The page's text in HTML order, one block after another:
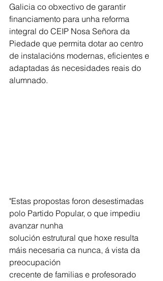
Galicia co obxectivo de garantir
financiamento para unha reforma
integral do CEIP Nosa Señora da
Piedade que permita dotar ao centro
de instalacións modernas, eficientes e
adaptadas ás necesidades reais do
alumnado.
"Estas propostas foron desestimadas
polo Partido Popular, o que impediu
avanzar nunha
solución estrutural que hoxe resulta
máis necesaria ca nunca, á vista da
preocupación
crecente de familias e profesorado